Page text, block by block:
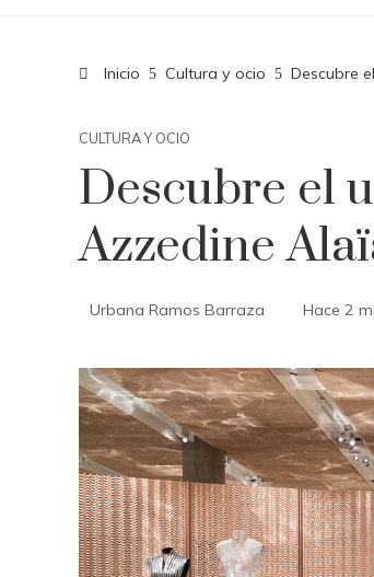
Inicio Cultura y ocio Descubre
CULTURA Y OCIO
Descubre el
Azzedine
Urbana Ramos Barraza Hace 2